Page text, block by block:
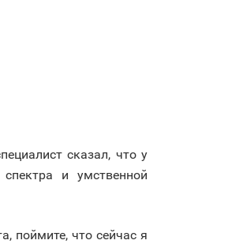
сказал, что у
и умственной
поймите, что сейчас я